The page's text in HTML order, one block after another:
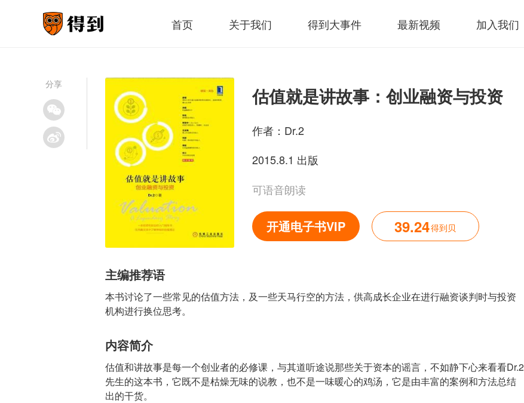
首页 关于我们 得到大事件 最新视频 加入我们
分享
估值就是讲故事：创业融资与投资
作者： Dr.2
2015.8.1 出版
可语音朗读
开通电子书VIP 39.24得到贝
主编推荐语
本书讨论了一些常见的估值方法，及一些天马行空的方法，供高成长企业在进行融资谈判时与投资
机构进行换位思考。
内容简介
估值和讲故事是每一个创业者的必修课，与其道听途说那些关于资本的谣言，不如静下心来看看Dr.2
先生的这本书，它既不是枯燥无味的说教，也不是一味暖心的鸡汤，它是由丰富的案例和方法总结
出的干货。